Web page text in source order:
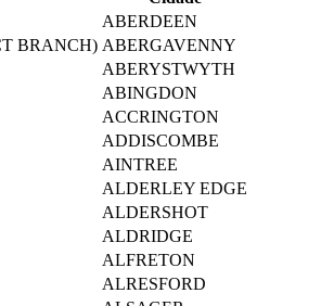
ABERDEEN
BRANCH) ABERGAVENNY
ABERYSTWYTH
ABINGDON
ACCRINGTON
ADDISCOMBE
AINTREE
ALDERLEY EDGE
ALDERSHOT
ALDRIDGE
ALFRETON
ALRESFORD